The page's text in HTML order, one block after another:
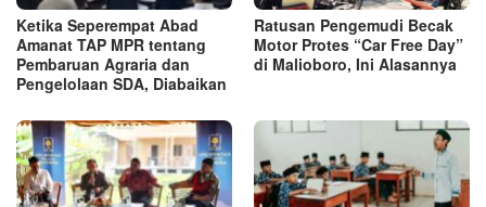
Ketika Seperempat Abad
Amanat TAP MPR tentang
Pembaruan Agraria dan
Pengelolaan SDA, Diabaikan
Ratusan Pengemudi Becak
Motor Protes “Car Free Day”
di Malioboro, Ini Alasannya